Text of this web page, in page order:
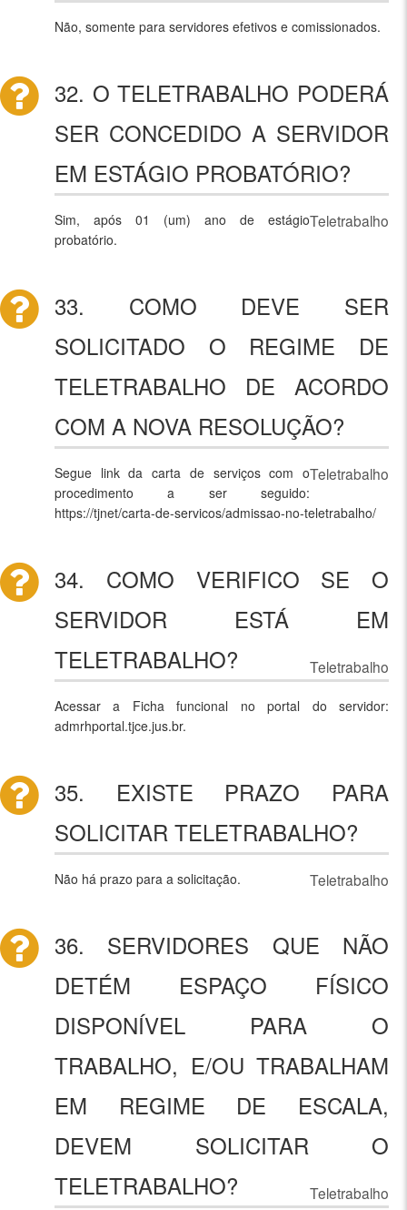
Não, somente para servidores efetivos e comissionados.
32. O TELETRABALHO PODERÁ
SER CONCEDIDO A SERVIDOR
EM ESTÁGIO PROBATÓRIO?
Teletrabalho
Sim, após 01 (um) ano de estágio
probatório.
33. COMO DEVE SER
SOLICITADO O REGIME DE
TELETRABALHO DE ACORDO
COM A NOVA RESOLUÇÃO?
Teletrabalho
Segue link da carta de serviços com o
procedimento a ser seguido:
https://tjnet/carta-de-servicos/admissao-no-teletrabalho/
34. COMO VERIFICO SE O
SERVIDOR ESTÁ EM
TELETRABALHO?
Teletrabalho
Acessar a Ficha funcional no portal do servidor:
admrhportal.tjce.jus.br.
35. EXISTE PRAZO PARA
SOLICITAR TELETRABALHO?
Teletrabalho
Não há prazo para a solicitação.
36. SERVIDORES QUE NÃO
DETÉM ESPAÇO FÍSICO
DISPONÍVEL PARA O
TRABALHO, E/OU TRABALHAM
EM REGIME DE ESCALA,
DEVEM SOLICITAR O
TELETRABALHO?
Teletrabalho